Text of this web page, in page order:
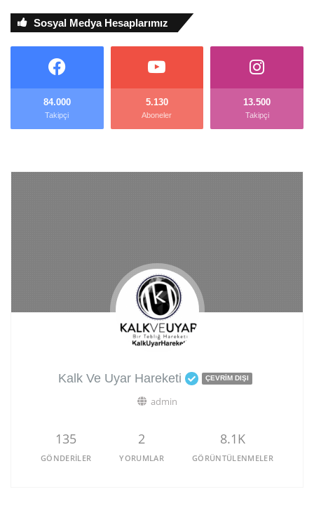
Sosyal Medya Hesaplarımız
84.000
Takipçi
5.130
Aboneler
13.500
Takipçi
Kalk Ve Uyar Hareketi ÇEVRIM DIŞI
admin
135
GÖNDERILER
2
YORUMLAR
8.1K
GÖRÜNTÜLENMELER